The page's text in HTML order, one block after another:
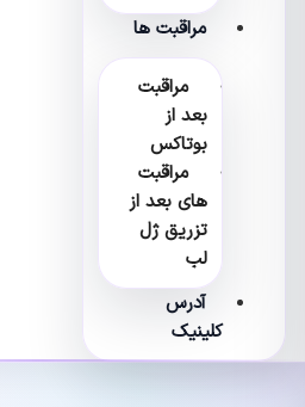
مراقبت ها
مراقبت
بعد از
بوتاکس
مراقبت
های بعد از
تزریق ژل
لب
آدرس
کلینیک